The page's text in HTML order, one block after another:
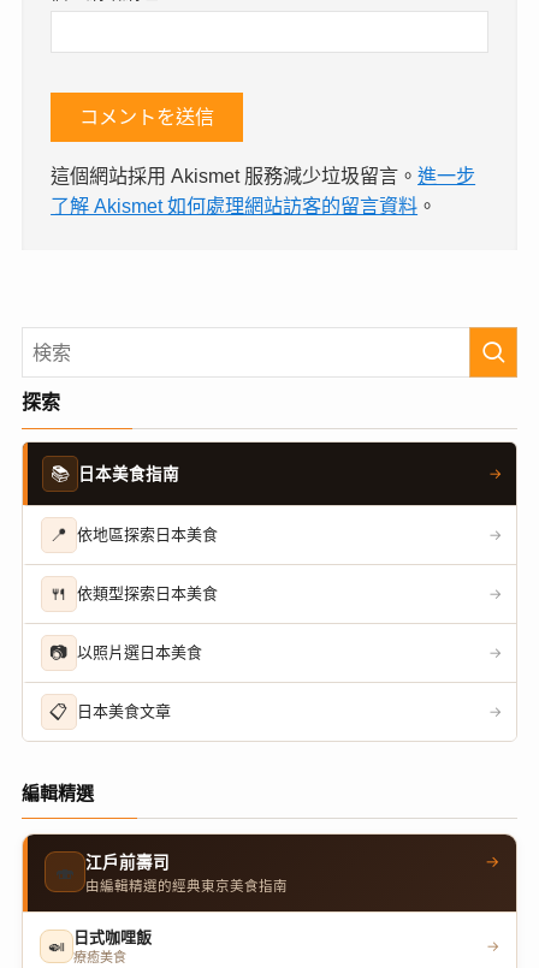
這個網站採用 Akismet 服務減少垃圾留言。進一步
了解 Akismet 如何處理網站訪客的留言資料 。
探索
📚 日本美食指南 →
📍 依地區探索日本美食 →
🍴 依類型探索日本美食 →
📷 以照片選日本美食 →
📋 日本美食文章 →
編輯精選
🍣 江戶前壽司
由編輯精選的經典東京美食指南
→
🍛 日式咖哩飯
療癒美食
→